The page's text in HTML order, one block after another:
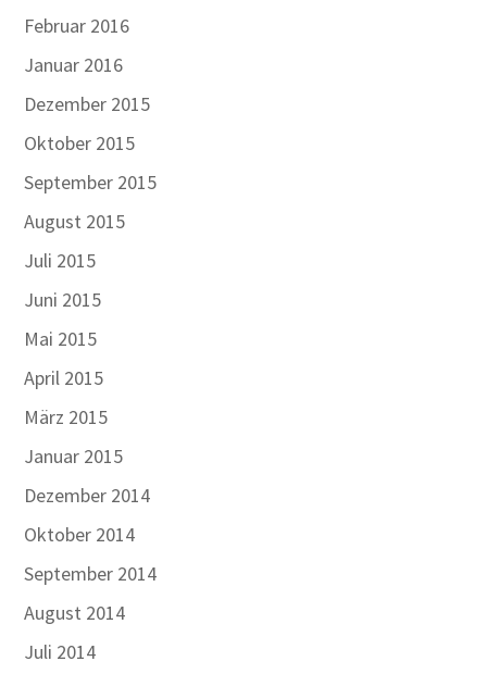
Februar 2016
Januar 2016
Dezember 2015
Oktober 2015
September 2015
August 2015
Juli 2015
Juni 2015
Mai 2015
April 2015
März 2015
Januar 2015
Dezember 2014
Oktober 2014
September 2014
August 2014
Juli 2014